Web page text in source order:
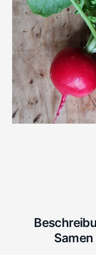
SKU